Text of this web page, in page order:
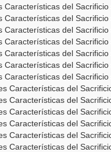
Características del
Características del
Características del
Características del
Características del
Características del
Características del
Características del
Características del
Características del
Características del
Características del
Características del